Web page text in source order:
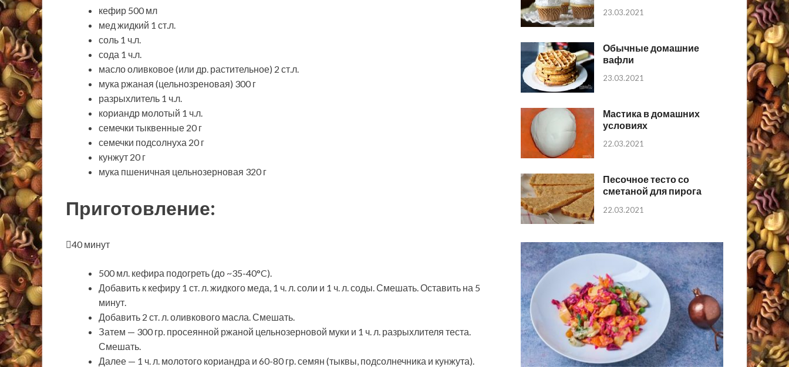
кефир 500 мл
мед жидкий 1 ст.л.
соль 1 ч.л.
сода 1 ч.л.
масло оливковое (или др. растительное) 2 ст.л.
мука ржаная (цельнозреновая) 300 г
разрыхлитель 1 ч.л.
кориандр молотый 1 ч.л.
семечки тыквенные 20 г
семечки подсолнуха 20 г
кунжут 20 г
мука пшеничная цельнозерновая 320 г
Приготовление:
40 минут
500 мл. кефира подогреть (до ~35-40°C).
Добавить к кефиру 1 ст. л. жидкого меда, 1 ч. л. соли и 1 ч. л. соды. Смешать. Оставить на 5
минут.
Добавить 2 ст. л. оливкового масла. Смешать.
Затем — 300 гр. просеянной ржаной цельнозерновой муки и 1 ч. л. разрыхлителя теста.
Смешать.
Далее — 1 ч. л. молотого кориандра и 60-80 гр. семян (тыквы, подсолнечника и кунжута).
23.03.2021
Обычные домашние
вафли
23.03.2021
Мастика в домашних
условиях
22.03.2021
Песочное тесто со
сметаной для пирога
22.03.2021